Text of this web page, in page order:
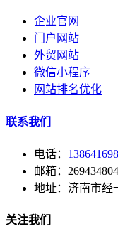
企业官网
门户网站
外贸网站
微信小程序
网站排名优化
联系我们
电话：
邮箱：
地址：济南市经
关注我们